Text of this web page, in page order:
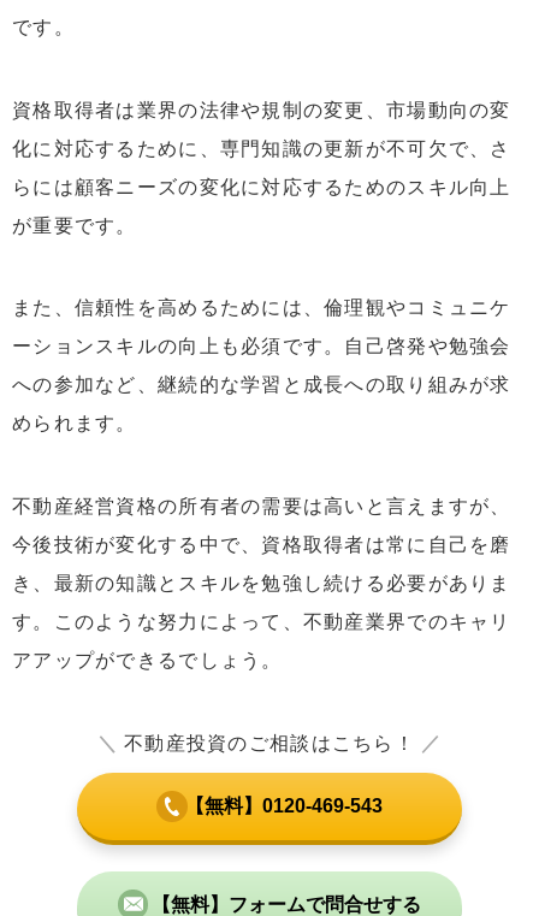
です。
資格取得者は業界の法律や規制の変更、市場動向の変
化に対応するために、専門知識の更新が不可欠で、さ
らには顧客ニーズの変化に対応するためのスキル向上
が重要です。
また、信頼性を高めるためには、倫理観やコミュニケ
ーションスキルの向上も必須です。自己啓発や勉強会
への参加など、継続的な学習と成長への取り組みが求
められます。
不動産経営資格の所有者の需要は高いと言えますが、
今後技術が変化する中で、資格取得者は常に自己を磨
き、最新の知識とスキルを勉強し続ける必要がありま
す。このような努力によって、不動産業界でのキャリ
アアップができるでしょう。
＼ 不動産投資のご相談はこちら！ ／
【無料】0120-469-543
【無料】フォームで問合せする